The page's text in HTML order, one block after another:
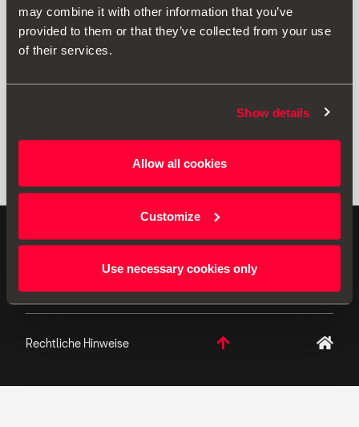
may combine it with other information that you’ve
provided to them or that they’ve collected from your use
of their services.
Show details
Allow all cookies
Customize
Use necessary cookies only
ORIGINAL ZUBEHÖR - SEAT hat sich der
kontinuierlichen Produktentwicklung verschrieben und
Rechtliche Hinweise